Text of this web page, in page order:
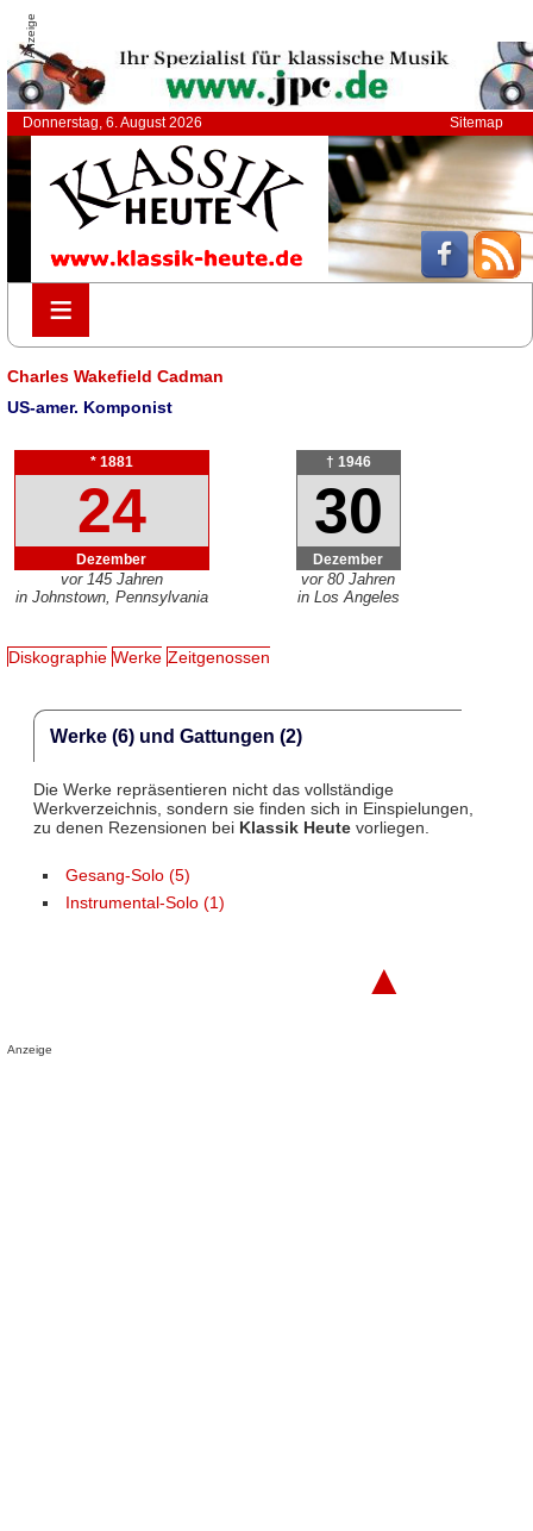
Anzeige
Donnerstag, 6. August 2026 Sitemap
≡
≡
Charles Wakefield Cadman
US-amer. Komponist
* 1881
24
Dezember
vor 145 Jahren
in Johnstown, Pennsylvania
† 1946
30
Dezember
vor 80 Jahren
in Los Angeles
Diskographie Werke Zeitgenossen
Werke (6) und Gattungen (2)
Die Werke repräsentieren nicht das vollständige
Werkverzeichnis, sondern sie finden sich in Einspielungen,
zu denen Rezensionen bei Klassik Heutevorliegen.
Gesang-Solo (5)
Instrumental-Solo (1)
▲
Anzeige